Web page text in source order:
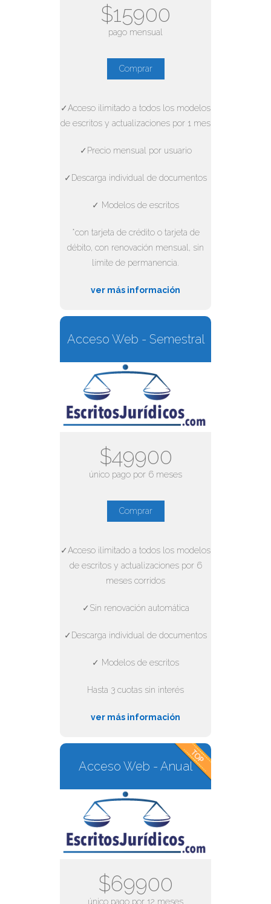
$15900
pago mensual
Comprar
✓Acceso ilimitado a todos los modelos
de escritos y actualizaciones por 1 mes
✓Precio mensual por usuario
✓Descarga individual de documentos
✓ Modelos de escritos
*con tarjeta de crédito o tarjeta de
débito, con renovación mensual, sin
límite de permanencia.
ver más información
Acceso Web - Semestral
$49900
único pago por 6 meses
Comprar
✓Acceso ilimitado a todos los modelos
de escritos y actualizaciones por 6
meses corridos
✓Sin renovación automática
✓Descarga individual de documentos
✓ Modelos de escritos
Hasta 3 cuotas sin interés
ver más información
Acceso Web - Anual
$69900
único pago por 12 meses